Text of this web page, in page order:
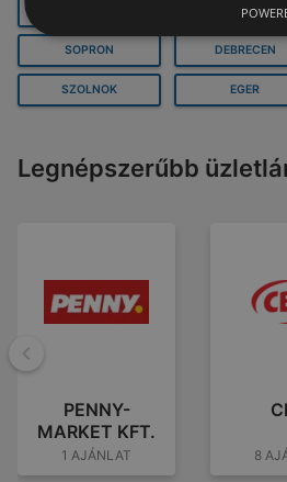
BUDAPEST
SOPRON DEBRECEN
SZOLNOK EGER
Legnépszerűbb
Vissza
PENNY-
MARKET KFT.
1 AJÁNLAT 8